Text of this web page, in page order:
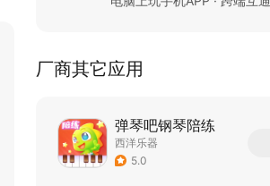
厂商其它应用
弹琴吧钢琴陪练
西洋乐器
5.0